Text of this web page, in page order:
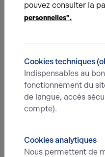
Type d'offre
Message
En soumettant ce
pouvez consulter la
personnelles".
Cookies techniques
Indispensables au bon
fonctionnement du
de langue, accès
compte).
Cookies analytiques
Nous permettent de